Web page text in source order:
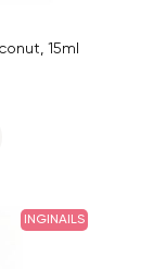
15ml
INGINAILS